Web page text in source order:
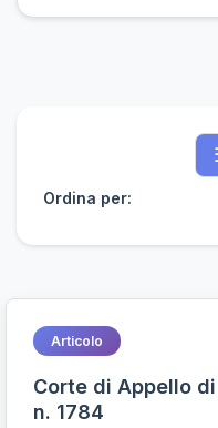
Ordina per:
Articolo
Corte di Appello
n. 1784